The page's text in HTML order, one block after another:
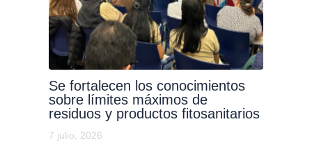
Se fortalecen los conocimientos
sobre límites máximos de
residuos y productos fitosanitarios
7 julio, 2026